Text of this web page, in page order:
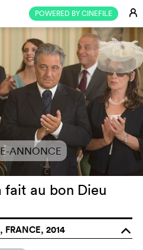
POWERED BY CINEFILE E
ANNONCE
au bon Dieu
FRANCE, 2014 o